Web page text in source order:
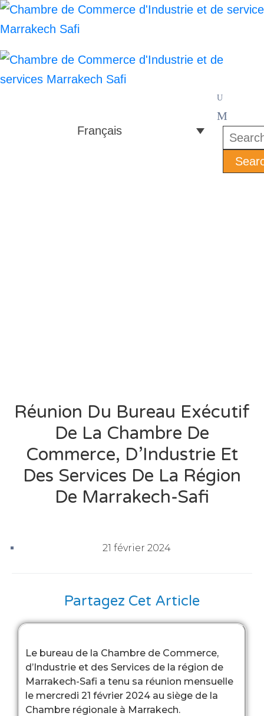
Français
Réunion Du Bureau Exécutif
De La Chambre De
Commerce, D’Industrie Et
Des Services De La Région
De Marrakech-Safi
21 février 2024
Partagez Cet Article
Le bureau de la Chambre de Commerce,
d’Industrie et des Services de la région de
Marrakech-Safi a tenu sa réunion mensuelle
le mercredi 21 février 2024 au siège de la
Chambre régionale à Marrakech.